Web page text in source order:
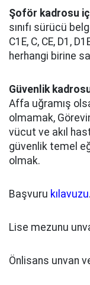
Şoför kadrosu
sınıfı sürücü
C1E, C, CE, D1,
herhangi birine
Güvenlik
Affa uğramış
olmamak,
vücut ve akıl
güvenlik temel
olmak.
Başvuru kılavuzu.
Lise mezunu
Önlisans unvan